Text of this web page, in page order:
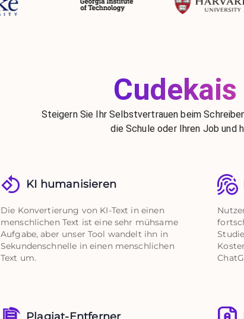
Steigern Sie Ihr Selbstvertrauen beim
die Schule oder Ihren Job und
KI humanisieren
Die Konvertierung von KI-Text in einen
menschlichen Text ist eine sehr mühsame
Aufgabe, aber unser Tool wandelt ihn in
Sekundenschnelle in einen menschlichen
Text um.